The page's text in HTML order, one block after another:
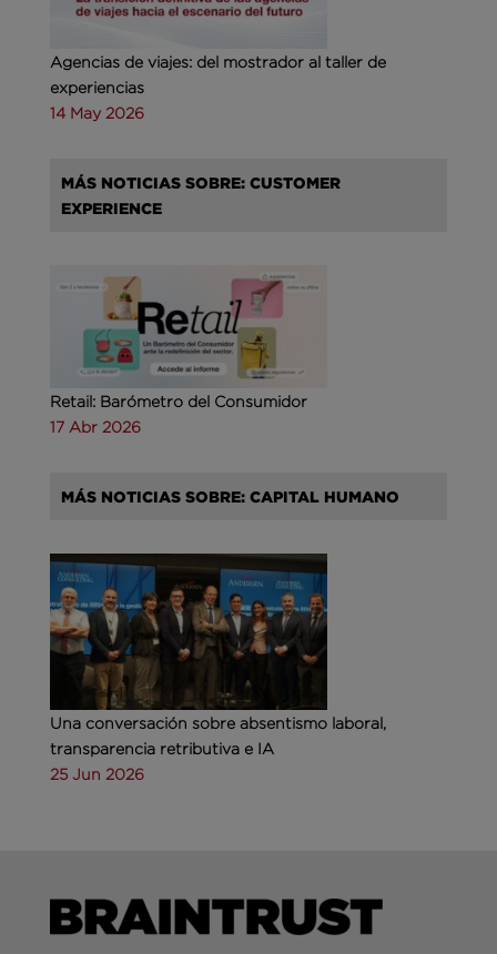
Agencias de viajes: del mostrador al taller de
experiencias
14 May 2026
MÁS NOTICIAS SOBRE: CUSTOMER
EXPERIENCE
Retail: Barómetro del Consumidor
17 Abr 2026
MÁS NOTICIAS SOBRE: CAPITAL HUMANO
Una conversación sobre absentismo laboral,
transparencia retributiva e IA
25 Jun 2026